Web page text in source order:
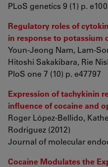
PLoS genetics 9 (1) p.
Regulatory roles of
in response to potassium
Youn-Jeong Nam, Lam-
Hitoshi Sakakibara, Rie
PloS one 7 (10) p. e47797
Expression of tachykinin
influence of cocaine and
Roger López-Bellido,
Rodriguez (2012)
Journal of molecular
Cocaine Modulates the